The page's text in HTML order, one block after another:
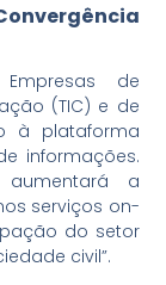
de
(TIC) e de
à plataforma
informações.
aumentará a
serviços on-
do setor
civil”.